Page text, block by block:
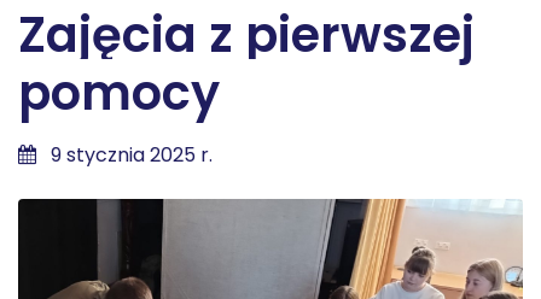
Zajęcia z pierwszej
pomocy
9 stycznia 2025 r.